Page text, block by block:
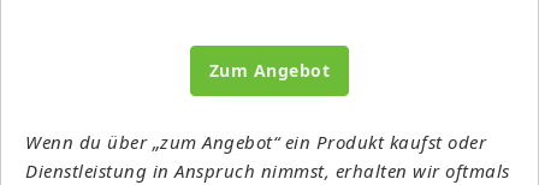
Zum Angebot
Wenn du über „zum Angebot“ ein Produkt kaufst oder
Dienstleistung in Anspruch nimmst, erhalten wir oftmals